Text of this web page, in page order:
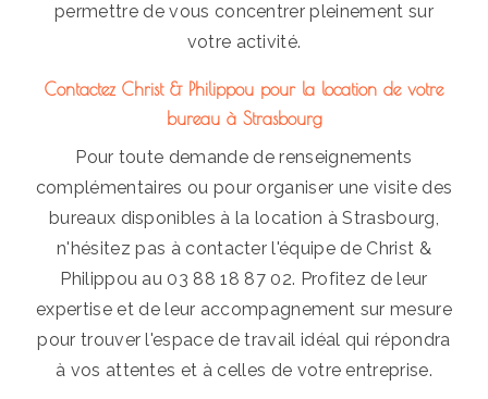
permettre de vous concentrer pleinement sur
votre activité.
Contactez Christ & Philippou pour la location de votre
bureau à Strasbourg
Pour toute demande de renseignements
complémentaires ou pour organiser une visite des
bureaux disponibles à la location à Strasbourg,
n'hésitez pas à contacter l'équipe de Christ &
Philippou au 03 88 18 87 02. Profitez de leur
expertise et de leur accompagnement sur mesure
pour trouver l'espace de travail idéal qui répondra
à vos attentes et à celles de votre entreprise.